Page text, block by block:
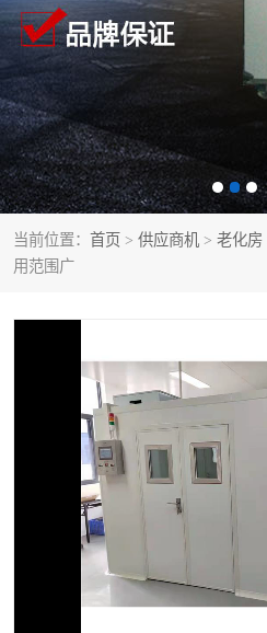
当前位置： 首页 > 供应商机 > 老化房
用范围广